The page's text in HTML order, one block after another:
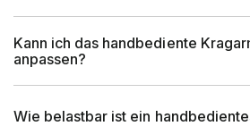
Montageart
Anlieferart
Kann ich das handbediente
anpassen?
Wie belastbar ist ein